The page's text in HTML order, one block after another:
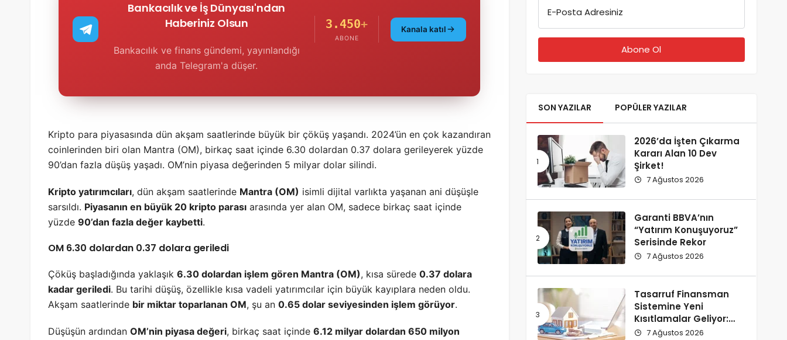
Bankacılık ve İş Dünyası'ndan
Haberiniz Olsun
Bankacılık ve finans gündemi, yayınlandığı
anda Telegram'a düşer.
3.450+
ABONE
Kanala katıl
Kripto para piyasasında dün akşam saatlerinde büyük bir çöküş yaşandı. 2024’ün en çok kazandıran
coinlerinden biri olan Mantra (OM), birkaç saat içinde 6.30 dolardan 0.37 dolara gerileyerek yüzde
90’dan fazla düşüş yaşadı. OM’nin piyasa değerinden 5 milyar dolar silindi.
Kripto yatırımcıları, dün akşam saatlerinde Mantra (OM) isimli dijital varlıkta yaşanan ani düşüşle
sarsıldı. Piyasanın en büyük 20 kripto parası arasında yer alan OM, sadece birkaç saat içinde
yüzde 90’dan fazla değer kaybetti.
OM 6.30 dolardan 0.37 dolara geriledi
Çöküş başladığında yaklaşık 6.30 dolardan işlem gören Mantra (OM), kısa sürede 0.37 dolara
kadar geriledi. Bu tarihi düşüş, özellikle kısa vadeli yatırımcılar için büyük kayıplara neden oldu.
Akşam saatlerinde bir miktar toparlanan OM, şu an 0.65 dolar seviyesinden işlem görüyor.
Düşüşün ardından OM’nin piyasa değeri, birkaç saat içinde 6.12 milyar dolardan 650 milyon
E-Posta Adresiniz
SON YAZILAR POPÜLER YAZILAR
2026’da İşten Çıkarma
Kararı Alan 10 Dev
Şirket!
7 Ağustos 2026
Garanti BBVA’nın
“Yatırım Konuşuyoruz”
Serisinde Rekor
7 Ağustos 2026
Tasarruf Finansman
Sistemine Yeni
Kısıtlamalar Geliyor:
Sözleşme Sayısına ve
7 Ağustos 2026